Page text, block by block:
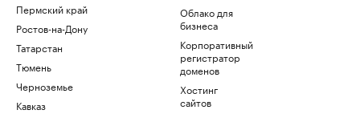
Пермский край
Ростов-на-Дону
Татарстан
Тюмень
Черноземье
Кавказ
Облако для
бизнеса
Корпоративный
регистратор
доменов
Хостинг
сайтов